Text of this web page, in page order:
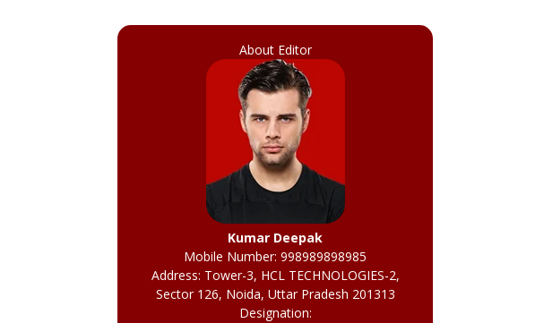
About Editor
Kumar Deepak
Mobile Number: 998989898985
Address: Tower-3, HCL TECHNOLOGIES-2,
Sector 126, Noida, Uttar Pradesh 201313
Designation: